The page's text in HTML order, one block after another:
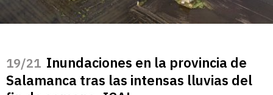
/21 Inundaciones en la provincia de
Salamanca tras las intensas lluvias del